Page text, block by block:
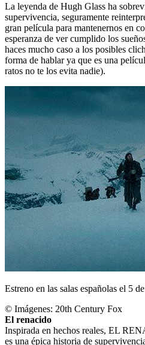
La leyenda de Hugh Glass ha
supervivencia, seguramente
gran película para mantenernos en
esperanza de ver cumplido los
haces mucho caso a los posibles
forma de hablar ya que es una
ratos no te los evita nadie).
Estreno en las salas españolas el 5
© Imágenes: 20th Century Fox
El renacido
Inspirada en hechos reales, EL
es una épica historia de